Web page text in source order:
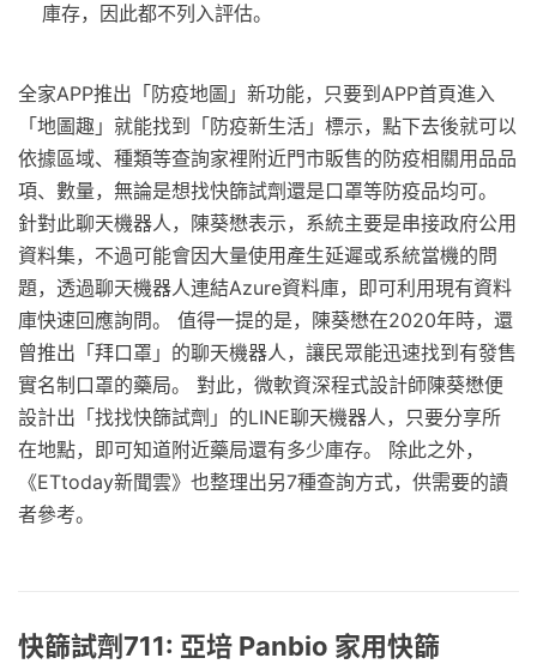
庫存，因此都不列入評估。
全家APP推出「防疫地圖」新功能，只要到APP首頁進入
「地圖趣」就能找到「防疫新生活」標示，點下去後就可以
依據區域、種類等查詢家裡附近門市販售的防疫相關用品品
項、數量，無論是想找快篩試劑還是口罩等防疫品均可。
針對此聊天機器人，陳葵懋表示，系統主要是串接政府公用
資料集，不過可能會因大量使用產生延遲或系統當機的問
題，透過聊天機器人連結Azure資料庫，即可利用現有資料
庫快速回應詢問。 值得一提的是，陳葵懋在2020年時，還
曾推出「拜口罩」的聊天機器人，讓民眾能迅速找到有發售
實名制口罩的藥局。 對此，微軟資深程式設計師陳葵懋便
設計出「找找快篩試劑」的LINE聊天機器人，只要分享所
在地點，即可知道附近藥局還有多少庫存。 除此之外，
《ETtoday新聞雲》也整理出另7種查詢方式，供需要的讀
者參考。
快篩試劑711: 亞培 Panbio 家用快篩